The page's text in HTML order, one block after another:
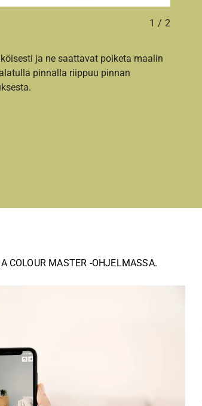
1 / 2
ja ne saattavat poiketa maalin
pinnalla riippuu pinnan
COLOUR MASTER -OHJELMASSA.